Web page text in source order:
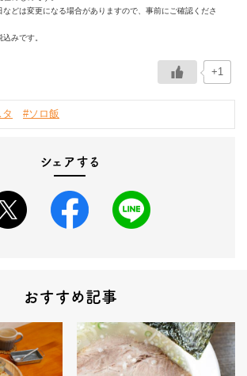
どは変更になる場合がありますので、事前にご確認くださ
みです。
+1
#ソロ飯
シェアする
おすすめ記事